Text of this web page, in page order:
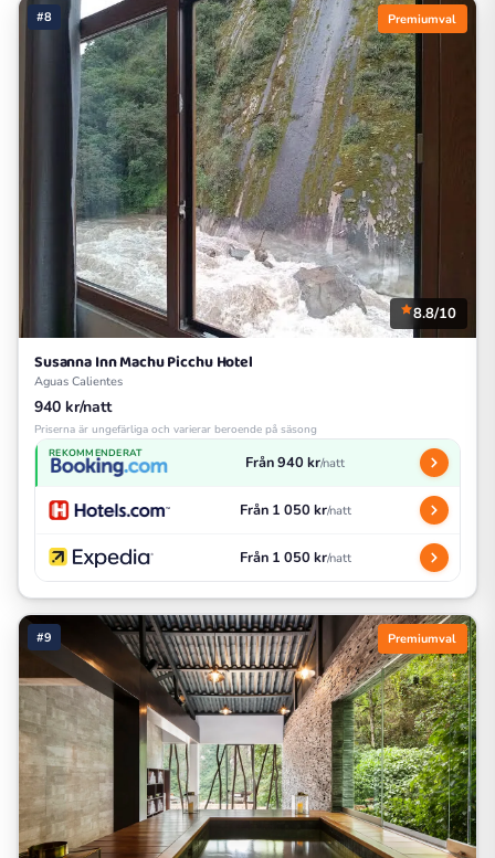
#8 Premiumval
8.8/10
Susanna Inn Machu Picchu Hotel
Aguas Calientes
940 kr/natt
Priserna är ungefärliga och varierar beroende på säsong
REKOMMENDERAT Från 940 kr/natt
Från 1 050 kr/natt
Från 1 050 kr/natt
#9 Premiumval